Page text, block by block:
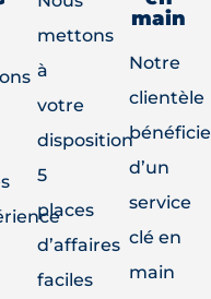
mettons
à
votre
disposition
5
places
d’affaires
faciles
main
Notre
clientèle
bénéficie
d’un
service
clé en
main